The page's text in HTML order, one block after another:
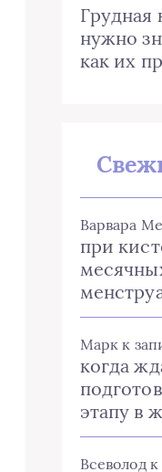
Грудная
нужно
как их
Варвара
при
Марк к
когда
этапу в
Всеволодк